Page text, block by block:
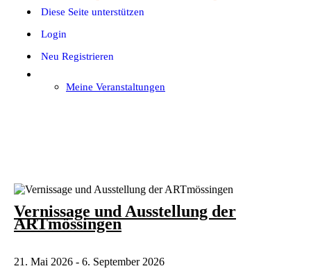
Diese Seite unterstützen
Login
Neu Registrieren
Meine Veranstaltungen
Vernissage und Ausstellung der
ARTmössingen
21. Mai 2026 - 6. September 2026